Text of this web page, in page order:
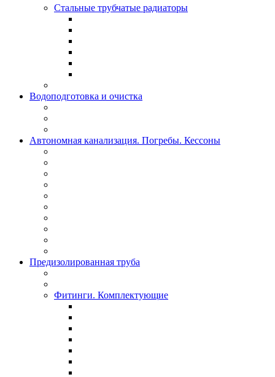
Стальные трубчатые радиаторы
Водоподготовка и очистка
Автономная канализация. Погребы. Кессоны
Предизолированная труба
Фитинги. Комплектующие